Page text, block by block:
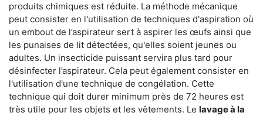
produits chimiques est réduite. La méthode mécanique
peut consister en l'utilisation de techniques d'aspiration où
un embout de l’aspirateur sert à aspirer les œufs ainsi que
les punaises de lit détectées, qu'elles soient jeunes ou
adultes. Un insecticide puissant servira plus tard pour
désinfecter l’aspirateur. Cela peut également consister en
l'utilisation d'une technique de congélation. Cette
technique qui doit durer minimum près de 72 heures est
très utile pour les objets et les vêtements. Le lavage à la